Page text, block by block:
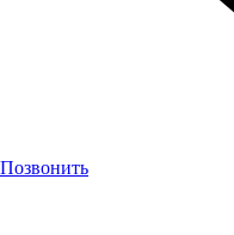
Позвонить